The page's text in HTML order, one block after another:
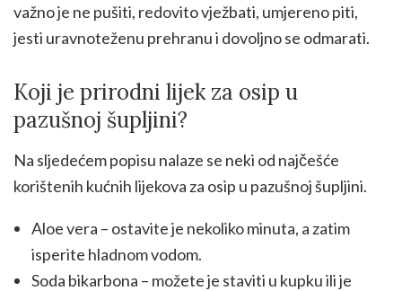
važno je ne pušiti, redovito vježbati, umjereno piti,
jesti uravnoteženu prehranu i dovoljno se odmarati.
Koji je prirodni lijek za osip u
pazušnoj šupljini?
Na sljedećem popisu nalaze se neki od najčešće
korištenih kućnih lijekova za osip u pazušnoj šupljini.
Aloe vera – ostavite je nekoliko minuta, a zatim
isperite hladnom vodom.
Soda bikarbona – možete je staviti u kupku ili je